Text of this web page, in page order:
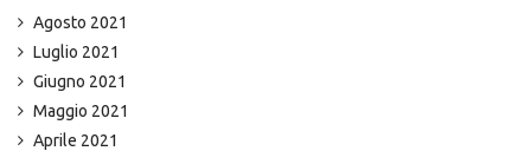
Agosto 2021
Luglio 2021
Giugno 2021
Maggio 2021
Aprile 2021